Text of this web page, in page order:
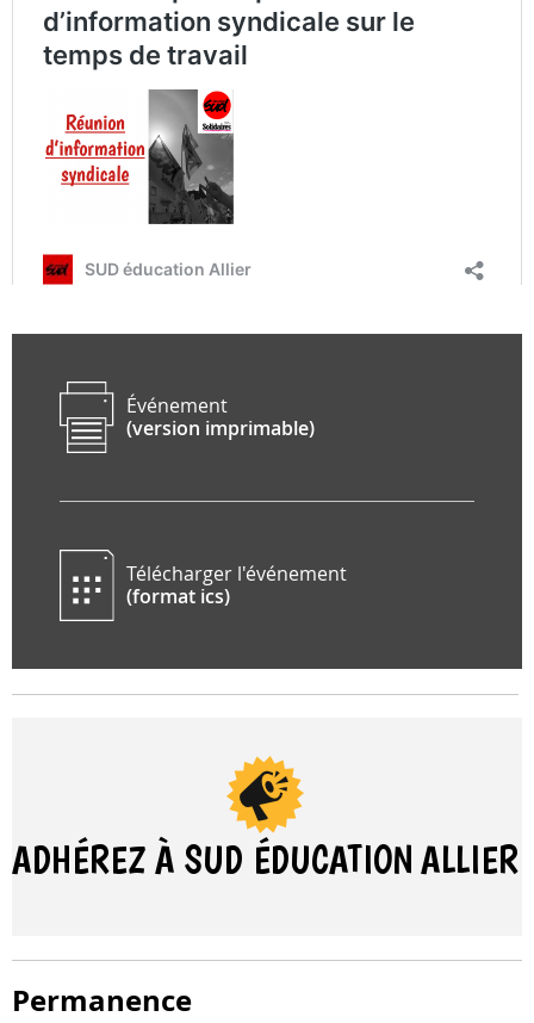
Événement
(version imprimable)
Télécharger l'événement
(format ics)
ADHÉREZ À SUD ÉDUCATION ALLIER
Permanence